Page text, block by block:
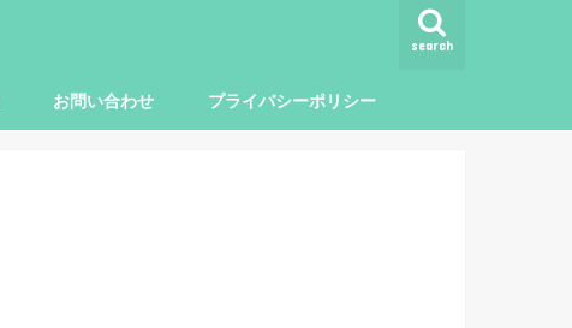
search
お問い合わせ プライバシーポリシー